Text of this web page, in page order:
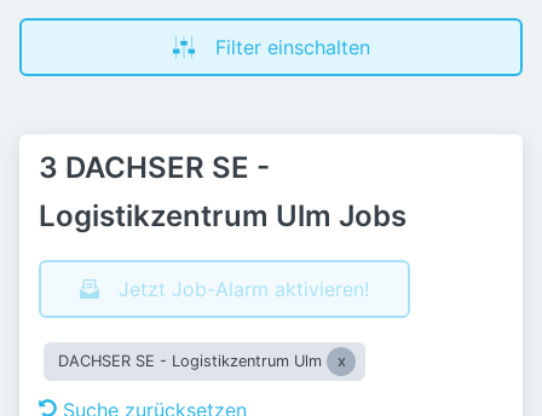
Filter einschalten
3 DACHSER SE -
Logistikzentrum Ulm Jobs
Jetzt Job-Alarm aktivieren!
DACHSER SE - Logistikzentrum Ulm
Suche zurücksetzen